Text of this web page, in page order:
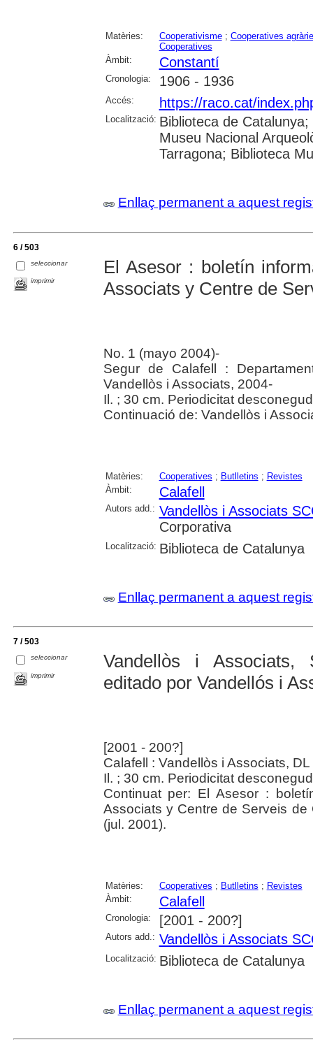
Matèries: Cooperativisme; Cooperatives
Cooperatives
Àmbit:
Constantí
Cronologia: 1906 - 1936
Accés: https://raco.cat/
Localització: Biblioteca de
Museu Nacional
Tarragona; Biblioteca
Enllaç permanent a aquest
6 / 503
seleccionar
imprimir
El Asesor : boletín
Associats y Centre de
No. 1 (mayo 2004)-
Segur de Calafell :
Vandellòs i Associats, 2004-
Il. ; 30 cm. Periodicitat
Continuació de: Vandellòs i
Matèries: Cooperatives ; Butlletins ; Revistes
Àmbit:
Calafell
Autors add.: Vandellòs i Associats
Corporativa
Localització: Biblioteca de Catalunya
Enllaç permanent a aquest
7 / 503
seleccionar
imprimir
Vandellòs i Associats,
editado por Vandellós i
[2001 - 200?]
Calafell : Vandellòs i Associats,
Il. ; 30 cm. Periodicitat
Continuat per: El Asesor :
Associats y Centre de Serveis
(jul. 2001).
Matèries: Cooperatives ; Butlletins ; Revistes
Àmbit:
Calafell
Cronologia: [2001 - 200?]
Autors add.: Vandellòs i Associats
Localització: Biblioteca de Catalunya
Enllaç permanent a aquest